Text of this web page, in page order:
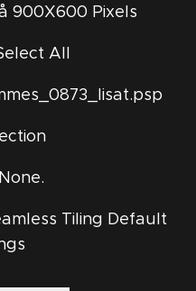
900X600 Pixels
All
Tiling Default